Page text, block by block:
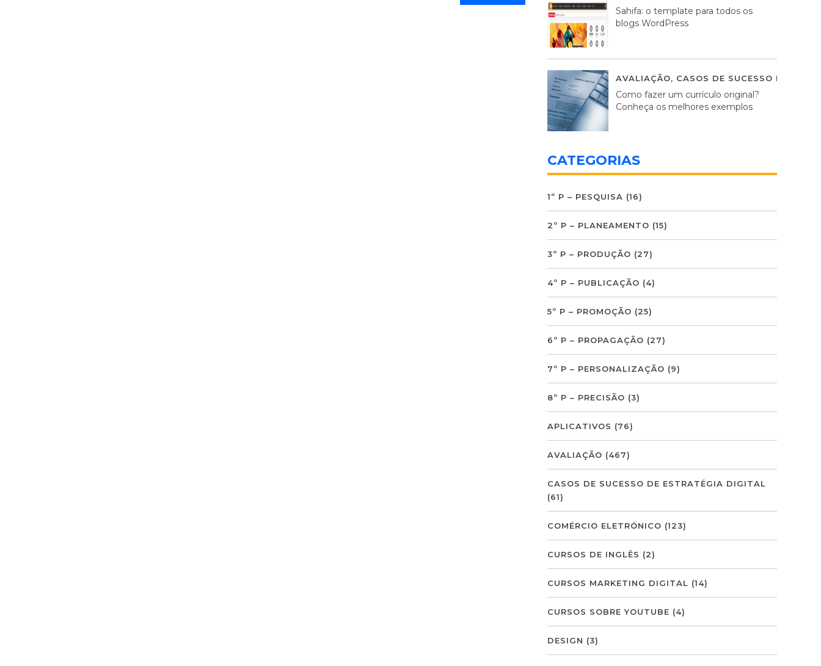
Sahifa: o template para todos os
blogs WordPress
AVALIAÇÃO, CASOS DE SUCESSO DE
Como fazer um currículo original?
Conheça os melhores exemplos
CATEGORIAS
1º P – PESQUISA (16)
2º P – PLANEAMENTO (15)
3º P – PRODUÇÃO (27)
4º P – PUBLICAÇÃO (4)
5º P – PROMOÇÃO (25)
6º P – PROPAGAÇÃO (27)
7º P – PERSONALIZAÇÃO (9)
8º P – PRECISÃO (3)
APLICATIVOS (76)
AVALIAÇÃO (467)
CASOS DE SUCESSO DE ESTRATÉGIA DIGITAL
(61)
COMÉRCIO ELETRÓNICO (123)
CURSOS DE INGLÊS (2)
CURSOS MARKETING DIGITAL (14)
CURSOS SOBRE YOUTUBE (4)
DESIGN (3)